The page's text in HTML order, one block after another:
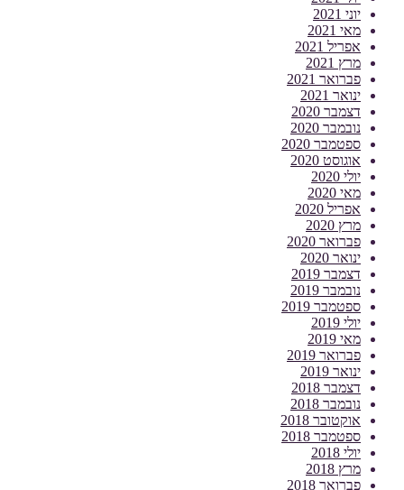
יוני 2021
מאי 2021
אפריל 2021
מרץ 2021
פברואר 2021
ינואר 2021
דצמבר 2020
נובמבר 2020
ספטמבר 2020
אוגוסט 2020
יולי 2020
מאי 2020
אפריל 2020
מרץ 2020
פברואר 2020
ינואר 2020
דצמבר 2019
נובמבר 2019
ספטמבר 2019
יולי 2019
מאי 2019
פברואר 2019
ינואר 2019
דצמבר 2018
נובמבר 2018
אוקטובר 2018
ספטמבר 2018
יולי 2018
מרץ 2018
פברואר 2018